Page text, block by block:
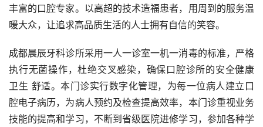
丰富的口腔专家。以高超的技术造福患者，用周到的服务温
暖大众，让追求高品质生活的人士拥有自信的笑容。
成都晨辰牙科诊所采用一人一诊室一机一消毒的标准，严格
执行无菌操作，杜绝交叉感染，确保口腔诊所的安全健康
卫生 舒适。本门诊实行数字化管理，为每一位病人建立口
腔电子病历，为病人预约及检查提高效率，本门诊重视业务
技能的提高和学习，不断到省级医院进修学习，参加各种学